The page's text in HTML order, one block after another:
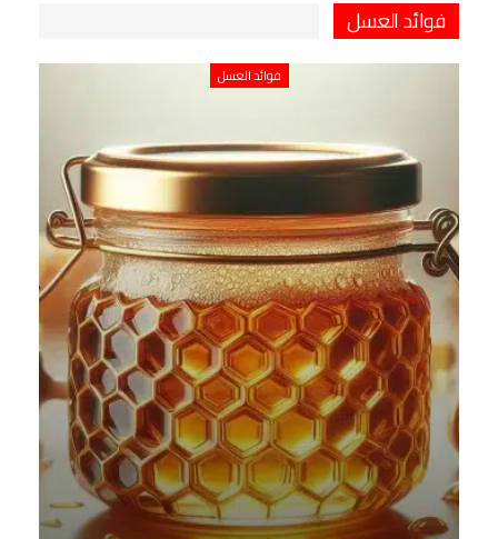
فوائد العسل
فوائد العسل